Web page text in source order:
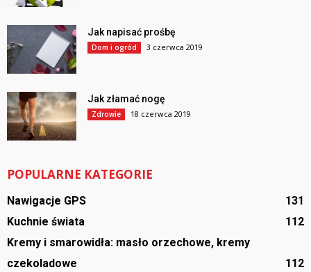
Jak napisać prośbę
Dom i ogród 3 czerwca 2019
Jak złamać nogę
Zdrowie 18 czerwca 2019
POPULARNE KATEGORIE
Nawigacje GPS
131
Kuchnie świata
112
Kremy i smarowidła: masło orzechowe, kremy
czekoladowe
112